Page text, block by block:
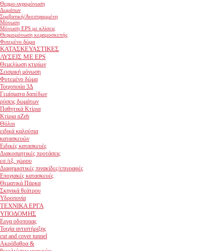
Θερμο-υγρομόνωση
Δωμάτων
Συμβατική/Ανεστραμμένη
Μόνωση
Μόνωση EPS με κλίσεις
Θερμομόνωση κεραμοσκεπής
Φυτεμένο δώμα
ΚΑΤΑΣΚΕΥΑΣΤΙΚΕΣ
ΛΥΣΕΙΣ ΜΕ EPS
Θεμελίωση κτιρίων
Σεισμική μόνωση
Φυτεμένο δώμα
Τοιχοποιία 3Δ
Γεμίσματα δαπέδων
ρύσεις δωμάτων
Παθητικά Κτίρια
Κτίρια nZeb
Θόλοι
ειδικά καλούπια
κατασκευών
Ειδικές κατασκευές
Διακοσμητικές προτάσεις
εσ./εξ. χώρου
Διαφημιστικές πινακίδες/επιγραφές
Εποχιακές κατασκευές
Θεματικά Πάρκα
Σκηνικά θεάτρου
Υδροπονία
ΤΕΧΝΙΚΑ ΕΡΓΑ
ΥΠΟΔΟΜΗΣ
Εργα οδοποιιας
Τοιχία αντιστήριξης
cut and cover tunnel
Ακρόβαθρα &